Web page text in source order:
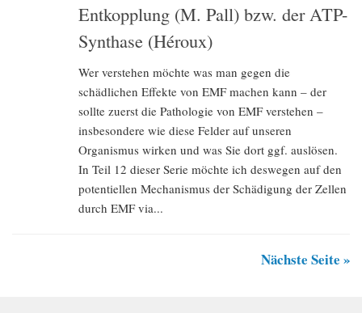
Entkopplung (M. Pall) bzw. der ATP-
Synthase (Héroux)
Wer verstehen möchte was man gegen die
schädlichen Effekte von EMF machen kann – der
sollte zuerst die Pathologie von EMF verstehen –
insbesondere wie diese Felder auf unseren
Organismus wirken und was Sie dort ggf. auslösen.
In Teil 12 dieser Serie möchte ich deswegen auf den
potentiellen Mechanismus der Schädigung der Zellen
durch EMF via...
Nächste Seite »